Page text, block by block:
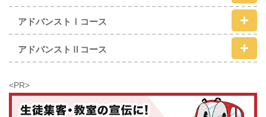
アドバンストⅠコース
アドバンストⅡコース
<PR>